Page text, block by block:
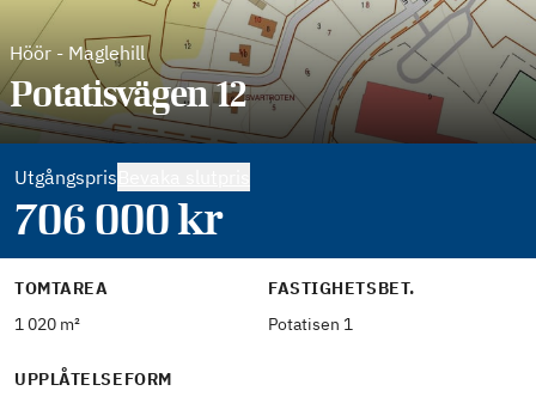
Höör - Maglehill
Potatisvägen 12
Utgångspris
706 000kr
TOMTAREA
1 020 m²
FASTIGHETSBET.
Potatisen 1
UPPLÅTELSEFORM